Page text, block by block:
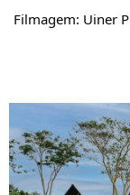
Filmagem: Uiner